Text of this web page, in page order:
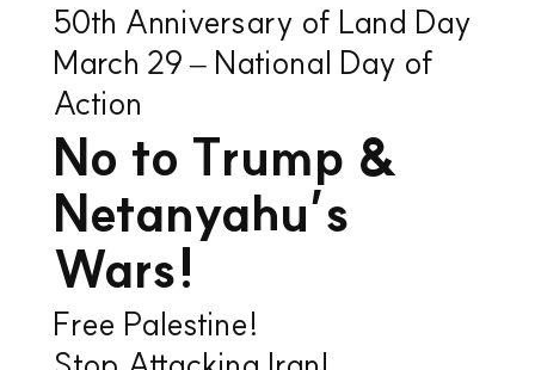
50th Anniversary of Land Day
March 29 – National Day of
Action
No to Trump &
Netanyahu’s
Wars!
Free Palestine!